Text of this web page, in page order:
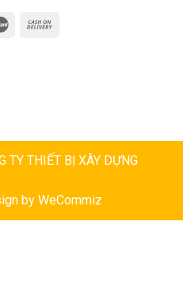
TY THIẾT BỊ XÂY DỰNG
byWeCommiz